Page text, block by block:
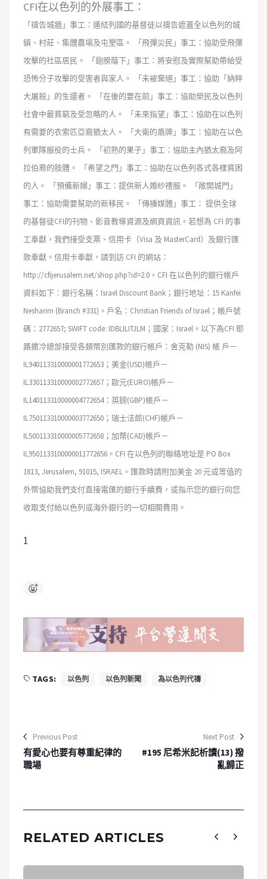
CFI在以色列的外展事工：
「禱告城牆」事工：連結列國的基督徒以禱告遮蓋全以色列的城
鎮、村莊、集體農場及屯墾區。
「飛彈災民」事工：協助受飛彈
攻擊的社區居民。
「翅膀蔭下」事工：將安慰及實際幫助帶給受
恐怖分子攻擊的受害者與家人。
「未被棄絕」事工：協助「納粹
大屠殺」的生還者。
「在後的要在前」事工：協助榮民及以色列
社會中最貧窮及受忽略的人。
「未來指望」事工：協助在以色列
有需要的衣索匹亞裔猶太人。
「大衛的盾牌」事工：協助在以色
列軍隊服役的士兵。
「初熟的果子」事工：協助主內猶太裔及阿
拉伯裔的肢體。
「希望之門」事工：協助在以色列各式各樣貧困
的人。
「預備新婦」事工：提供新人婚紗禮服。
「敞開城門」
事工：協助需要幫助的新移民。
「傳播媒體」事工： 提供全球
的基督徒CFI的刊物、影音教導資源及網頁資訊。 若想為 CFI 的事
工奉獻，我們接受支票、信用卡（Visa 及 MasterCard）及銀行匯
款奉獻。信用卡奉獻，請到訪 CFI 的網站：
http://cfijerusalem.net/shop.php?id=2.0。CFI 在以色列的銀行帳戶
資料如下：銀行名稱：Israel Discount Bank；銀行地址：15 Kanfei
Nesharim (Branch #331)。戶名：Christian Friends of Israel；帳戶號
碼：2772657; SWIFT code: IDBLILITJLM；國家：Israel。以下為CFI 耶
路撒冷總部接受各類幣別匯款的銀行帳戶：舍克勒 (NIS) 帳 戶－
IL940113310000001772653；美金(USD)帳戶－
IL330113310000002772657；歐元(EURO)帳戶－
IL140113310000004772654：英鎊(GBP)帳戶－
IL750113310000003772650；瑞士法郎(CHF)帳戶－
IL500113310000005772658；加幣(CAD)帳戶－
IL9501133100000011772656。CFI 在以色列的聯絡地址是 PO Box
1813, Jerusalem, 91015, ISRAEL。匯款時請附加美金 20 元或等值的
外幣協助我們支付直接電匯的銀行手續費，或指示您的銀行向您
收取支付給以色列或海外銀行的一切相關費用。
1
TAGS: 以色列 以色列新聞 為以色列代禱
Previous Post
有愛心也要有尊重紀律的
職場
Next Post
#195 尼希米記析讀(13) 撥
亂歸正
RELATED ARTICLES